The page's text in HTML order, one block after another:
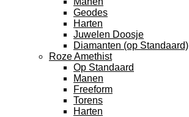
Geodes
Harten
Juwelen Doosje
Diamanten (op Standaard)
Roze Amethist
Op Standaard
Manen
Freeform
Torens
Harten